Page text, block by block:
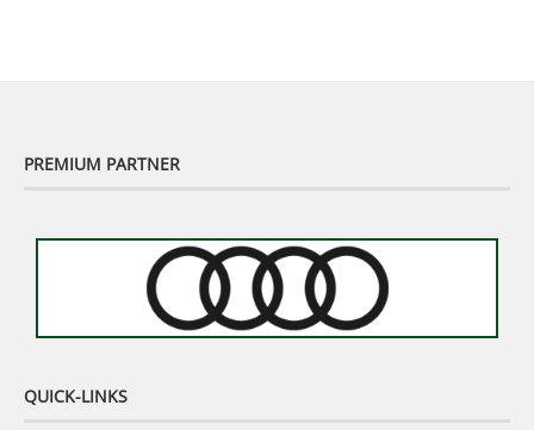
PREMIUM PARTNER
QUICK-LINKS